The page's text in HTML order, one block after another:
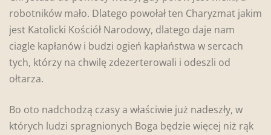
robotników mało. Dlatego powołał ten Charyzmat jakim
jest Katolicki Kościół Narodowy, dlatego daje nam
ciagle kapłanów i budzi ogień kapłaństwa w sercach
tych, którzy na chwilę zdezerterowali i odeszli od
ołtarza.
Bo oto nadchodzą czasy a właściwie już nadeszły, w
których ludzi spragnionych Boga będzie więcej niż rąk